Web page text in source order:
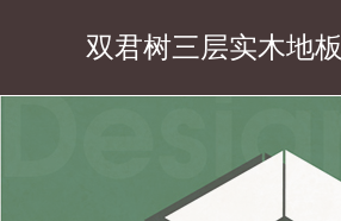
双君树三层实木地板